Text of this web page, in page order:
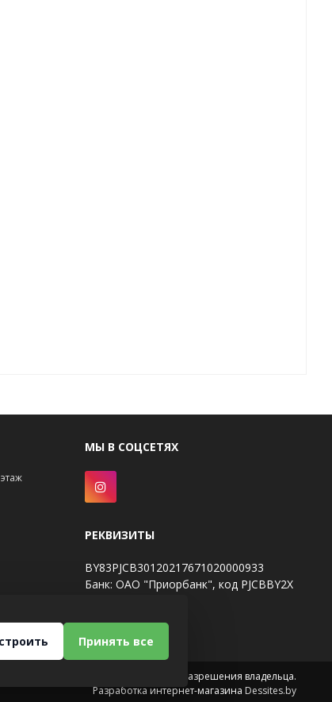
МЫ В СОЦСЕТЯХ
РЕКВИЗИТЫ
BY83PJCB30120217671020000933
Банк: ОАО "Приорбанк", код PJCBBY2X
материалов сайта только с разрешения владельца.
Разработка интернет-магазина Dessites.by
Принять все